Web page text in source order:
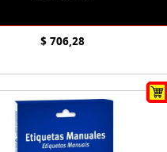
$ 706,28